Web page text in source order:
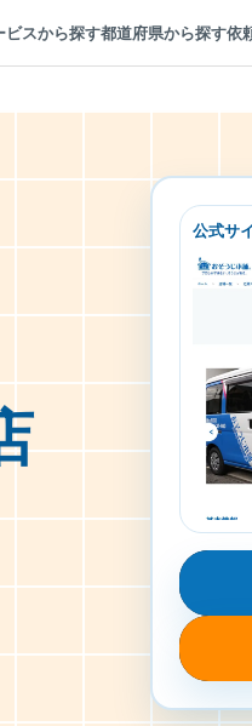
ビスから探す都道府県から探す依
公式サ